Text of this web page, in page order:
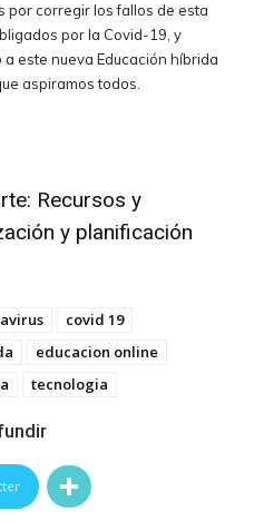
por corregir los fallos de esta
por la Covid-19, y
este nueva Educación híbrida
aspiramos todos.
Recursos y
y planificación
covid 19
educacion online
tecnologia